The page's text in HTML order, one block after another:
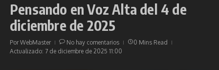
Pensando en Voz Alta del 4 de
diciembre de 2025
PorWebMaster No hay comentarios
0 Mins Read
Actualizado: 7 de diciembre de 2025 11:00